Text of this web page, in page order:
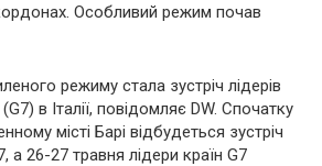
Особливий режим почав
режиму стала зустріч лідерів
в Італії, повідомляє DW. Спочатку
місті Барі відбудеться зустріч
а 26-27 травня лідери країн G7